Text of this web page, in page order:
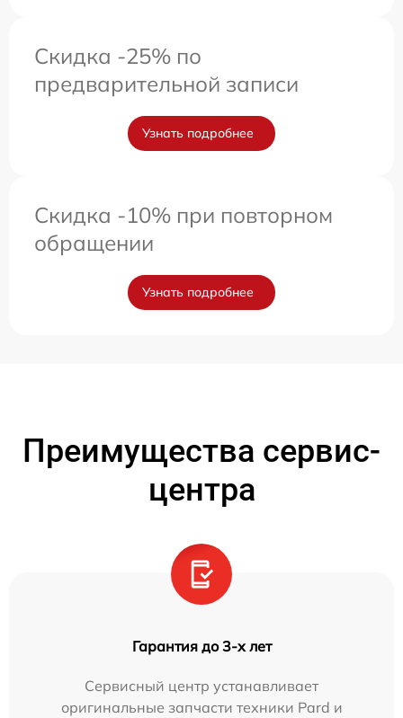
Скидка -25% по
предварительной записи
Узнать подробнее
Скидка -10% при повторном
обращении
Узнать подробнее
Преимущества сервис-
центра
Гарантия до 3-х лет
Сервисный центр устанавливает
оригинальные запчасти техники Pard и